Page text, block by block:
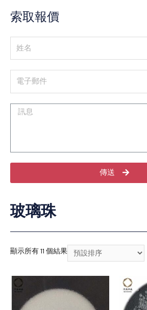
索取報價
傳送
玻璃珠
顯示所有 11 個結果